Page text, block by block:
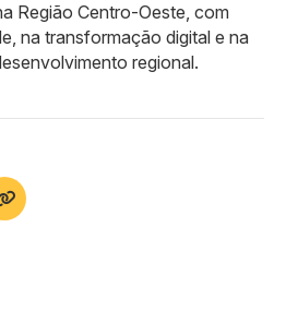
Região Centro-Oeste, com
na transformação digital e na
regional.